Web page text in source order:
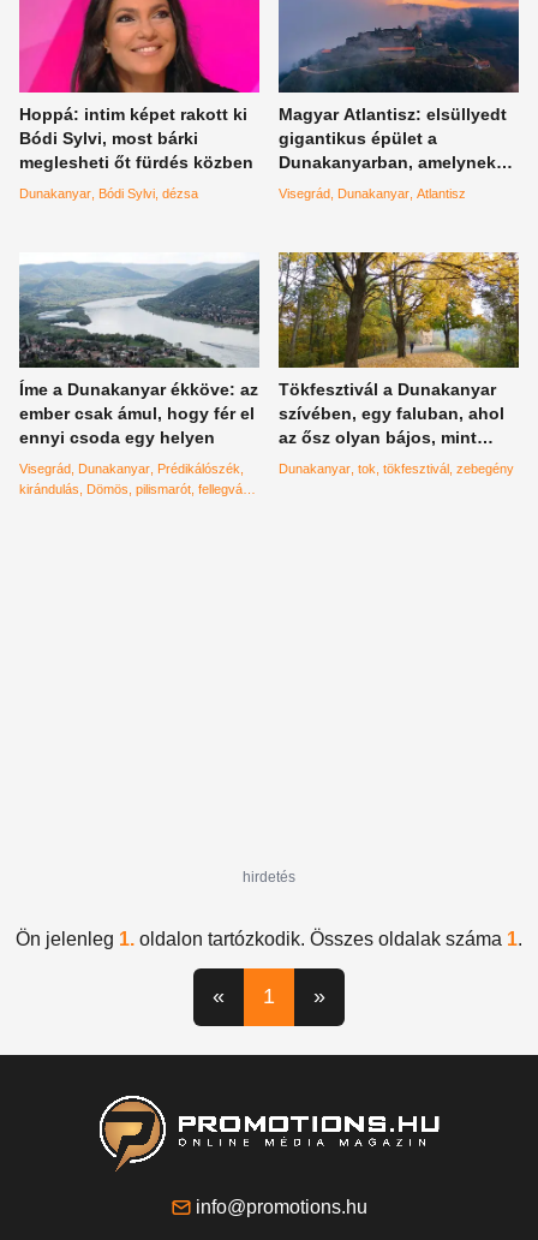
Hoppá: intim képet rakott ki
Bódi Sylvi, most bárki
meglesheti őt fürdés közben
Dunakanyar Bódi Sylvi dézsa
Magyar Atlantisz: elsüllyedt
gigantikus épület a
Dunakanyarban, amelynek
még a létezéséről sem tudtak
Visegrád Dunakanyar Atlantisz
Íme a Dunakanyar ékköve: az
ember csak ámul, hogy fér el
ennyi csoda egy helyen
Visegrád Dunakanyar Prédikálószék
kirándulás
Dömös pilismarót fellegvár
Tökfesztivál a Dunakanyar
szívében, egy faluban, ahol
az ősz olyan bájos, mint
sehol máshol
Dunakanyar tok tökfesztivál zebegény
hirdetés
Ön jelenleg 1. oldalon tartózkodik. Összes oldalak száma 1.
« 1 »
info@promotions.hu